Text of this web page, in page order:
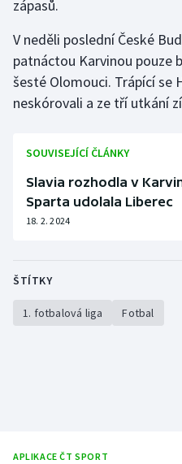
zápasů.
V neděli poslední České
patnáctou Karvinou pouze
šesté Olomouci. Trápící se
neskórovali a ze tří utkání
SOUVISEJÍCÍ ČLÁNKY
Slavia rozhodla v
Sparta udolala Liberec
18. 2. 2024
ŠTÍTKY
1. fotbalová liga Fotbal
APLIKACE ČT SPORT